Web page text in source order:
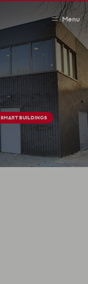
Menu
SMART BUILDINGS